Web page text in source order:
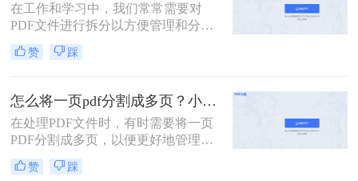
本文将介绍三种拆分PDF文件的方
法，帮助读者轻松实现PDF的拆分操
作。
在工作和学习中，我们常常需要对
PDF文件进行拆分以方便管理和分
享。无论是为了减少文件大小以便于
传输，还是为了提取特定页面用于报
技巧都是非常有帮助的。那么pdf如何
拆分呢？本文将介绍三种简单且实用
的方法来拆分PDF文件。
赞 踩
怎么将一页pdf分割成多页？小编给你分享这三种方法！
在处理PDF文件时，有时需要将一页
PDF分割成多页，以便更好地管理和
使用。那么怎么将一页pdf分割成多页
呢？本文将介绍三种实用的方法，帮
赞 踩